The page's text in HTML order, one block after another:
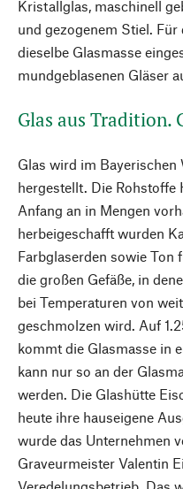
Kristallglas, maschinell
und gezogenem Stiel.
dieselbe Glasmasse
mundgeblasenen Gläser
Glas aus Tradition.
Glas wird im Bayerischen
hergestellt. Die Rohstoffe
Anfang an in Mengen
herbeigeschafft wurden
Farbglaserden sowie Ton
die großen Gefäße, in
bei Temperaturen von
geschmolzen wird. Auf
kommt die Glasmasse in
kann nur so an der
werden. Die Glashütte
heute ihre hauseigene
wurde das Unternehmen
Graveurmeister Valentin